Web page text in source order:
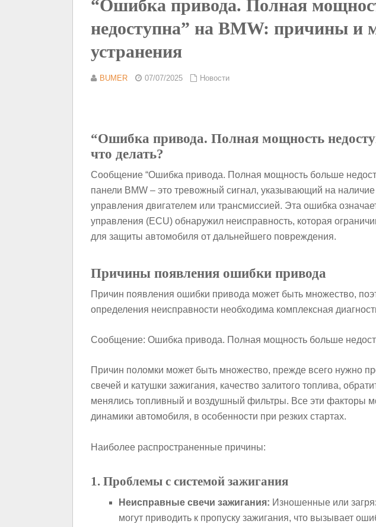
“Ошибка привода. Полная
недоступна” на BMW: причины и
устранения
BUMER 07/07/2025 Новости
“Ошибка привода. Полная мощность
что делать?
Сообщение “Ошибка привода. Полная мощность больше
панели BMW – это тревожный сигнал, указывающий на
управления двигателем или трансмиссией. Эта ошибка
управления (ECU) обнаружил неисправность, которая
для защиты автомобиля от дальнейшего повреждения.
Причины появления ошибки привода
Причин появления ошибки привода может быть множество,
определения неисправности необходима комплексная
Сообщение: Ошибка привода. Полная мощность больше
Причин поломки может быть множество, прежде всего нужно
свечей и катушки зажигания, качество залитого топлива,
менялись топливный и воздушный фильтры. Все эти факторы
динамики автомобиля, в особенности при резких стартах.
Наиболее распространенные причины:
1. Проблемы с системой зажигания
Неисправные свечи зажигания: Изношенные или
могут приводить к пропуску зажигания, что вызывает